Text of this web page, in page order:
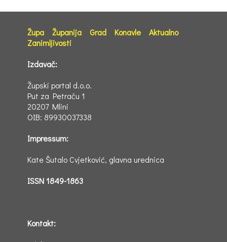
Župa Županija Grad Konavle
Aktualno
Zanimljivosti
Izdavač:
Župski portal d.o.o.
Put za Petraču 1
20207 Mlini
OIB: 89930037338
Impressum:
Kate Šutalo Cvjetković, glavna urednica
ISSN 1849-1863
Kontakt: